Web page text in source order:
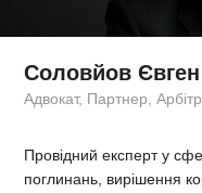
Соловйов
Адвокат, Партнер,
Провідний експерт у
поглинань, вирішення